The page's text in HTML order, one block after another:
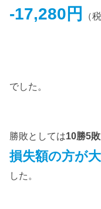
-17,280円 （
でした。
勝敗としては10勝5敗
損失額の方が
した。